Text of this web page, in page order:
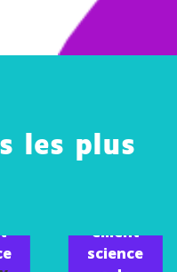
les plus
ement
science